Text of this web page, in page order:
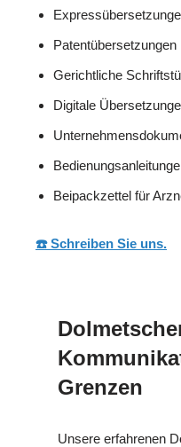
Patentübersetzungen
Gerichtliche
Digitale
Beipackzettel für
☎️ Schreiben Sie uns.
Grenzen
Unsere erfahrenen